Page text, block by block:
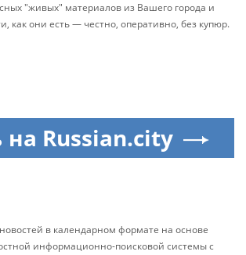
"живых" материалов из Вашего города и
как они есть — честно, оперативно, без купюр.
на Russian.city
в календарном формате на основе
информационно-поисковой системы с